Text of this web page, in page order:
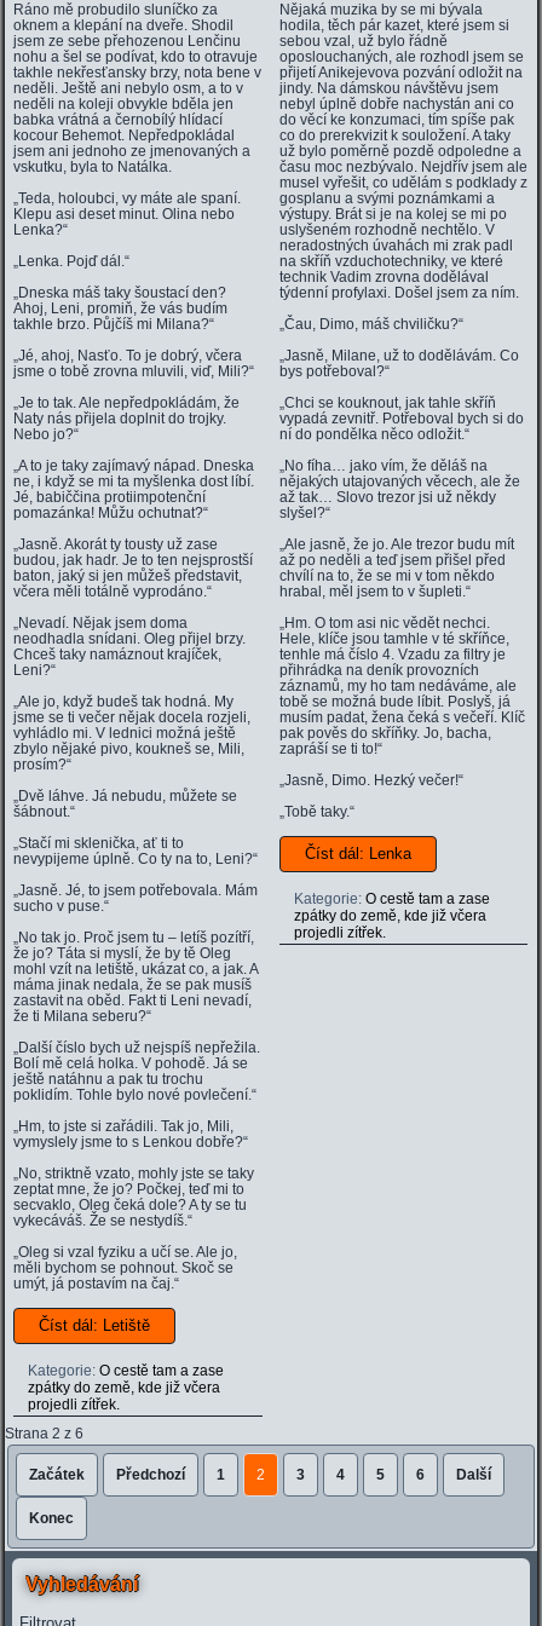
Ráno mě probudilo sluníčko za
oknem a klepání na dveře. Shodil
jsem ze sebe přehozenou Lenčinu
nohu a šel se podívat, kdo to otravuje
takhle nekřesťansky brzy, nota bene v
neděli. Ještě ani nebylo osm, a to v
neděli na koleji obvykle bděla jen
babka vrátná a černobílý hlídací
kocour Behemot. Nepředpokládal
jsem ani jednoho ze jmenovaných a
vskutku, byla to Natálka.
„Teda, holoubci, vy máte ale spaní.
Klepu asi deset minut. Olina nebo
Lenka?“
„Lenka. Pojď dál.“
„Dneska máš taky šoustací den?
Ahoj, Leni, promiň, že vás budím
takhle brzo. Půjčíš mi Milana?“
„Jé, ahoj, Nasťo. To je dobrý, včera
jsme o tobě zrovna mluvili, viď, Mili?“
„Je to tak. Ale nepředpokládám, že
Naty nás přijela doplnit do trojky.
Nebo jo?“
„A to je taky zajímavý nápad. Dneska
ne, i když se mi ta myšlenka dost líbí.
Jé, babiččina protiimpotenční
pomazánka! Můžu ochutnat?“
„Jasně. Akorát ty tousty už zase
budou, jak hadr. Je to ten nejsprostší
baton, jaký si jen můžeš představit,
včera měli totálně vyprodáno.“
„Nevadí. Nějak jsem doma
neodhadla snídani. Oleg přijel brzy.
Chceš taky namáznout krajíček,
Leni?“
„Ale jo, když budeš tak hodná. My
jsme se ti večer nějak docela rozjeli,
vyhládlo mi. V lednici možná ještě
zbylo nějaké pivo, koukneš se, Mili,
prosím?“
„Dvě láhve. Já nebudu, můžete se
šábnout.“
„Stačí mi sklenička, ať ti to
nevypijeme úplně. Co ty na to, Leni?“
„Jasně. Jé, to jsem potřebovala. Mám
sucho v puse.“
„No tak jo. Proč jsem tu – letíš pozítří,
že jo? Táta si myslí, že by tě Oleg
mohl vzít na letiště, ukázat co, a jak. A
máma jinak nedala, že se pak musíš
zastavit na oběd. Fakt ti Leni nevadí,
že ti Milana seberu?“
„Další číslo bych už nejspíš nepřežila.
Bolí mě celá holka. V pohodě. Já se
ještě natáhnu a pak tu trochu
poklidím. Tohle bylo nové povlečení.“
„Hm, to jste si zařádili. Tak jo, Mili,
vymyslely jsme to s Lenkou dobře?“
„No, striktně vzato, mohly jste se taky
zeptat mne, že jo? Počkej, teď mi to
secvaklo, Oleg čeká dole? A ty se tu
vykecáváš. Že se nestydíš.“
„Oleg si vzal fyziku a učí se. Ale jo,
měli bychom se pohnout. Skoč se
umýt, já postavím na čaj.“
Číst dál: Letiště
Kategorie:O cestě tam a zase
zpátky do země, kde již včera
projedli zítřek.
Nějaká muzika by se mi bývala
hodila, těch pár kazet, které jsem si
sebou vzal, už bylo řádně
oposlouchaných, ale rozhodl jsem se
přijetí Anikejevova pozvání odložit na
jindy. Na dámskou návštěvu jsem
nebyl úplně dobře nachystán ani co
do věcí ke konzumaci, tím spíše pak
co do prerekvizit k souložení. A taky
už bylo poměrně pozdě odpoledne a
času moc nezbývalo. Nejdřív jsem ale
musel vyřešit, co udělám s podklady z
gosplanu a svými poznámkami a
výstupy. Brát si je na kolej se mi po
uslyšeném rozhodně nechtělo. V
neradostných úvahách mi zrak padl
na skříň vzduchotechniky, ve které
technik Vadim zrovna dodělával
týdenní profylaxi. Došel jsem za ním.
„Čau, Dimo, máš chviličku?“
„Jasně, Milane, už to dodělávám. Co
bys potřeboval?“
„Chci se kouknout, jak tahle skříň
vypadá zevnitř. Potřeboval bych si do
ní do pondělka něco odložit.“
„No fíha… jako vím, že děláš na
nějakých utajovaných věcech, ale že
až tak… Slovo trezor jsi už někdy
slyšel?“
„Ale jasně, že jo. Ale trezor budu mít
až po neděli a teď jsem přišel před
chvílí na to, že se mi v tom někdo
hrabal, měl jsem to v šupleti.“
„Hm. O tom asi nic vědět nechci.
Hele, klíče jsou tamhle v té skříňce,
tenhle má číslo 4. Vzadu za filtry je
přihrádka na deník provozních
záznamů, my ho tam nedáváme, ale
tobě se možná bude líbit. Poslyš, já
musím padat, žena čeká s večeří. Klíč
pak pověs do skříňky. Jo, bacha,
zapráší se ti to!“
„Jasně, Dimo. Hezký večer!“
„Tobě taky.“
Číst dál: Lenka
Kategorie: O cestě tam a zase
zpátky do země, kde již včera
projedli zítřek.
Strana 2 z 6
Začátek Předchozí 1 2 3 4 5 6 Další
Konec
Vyhledávání